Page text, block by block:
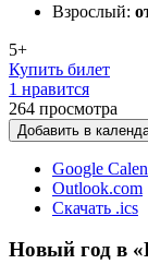
Взрослый:
5+
Купить билет
1 нравится
264 просмотра
Добавить в
Google
Outlook.com
Скачать .ics
Новый год в